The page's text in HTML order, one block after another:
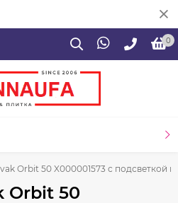
0
Orbit 50 X000001573 с подсветкой
Orbit 50